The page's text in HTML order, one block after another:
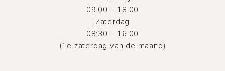
09.00 – 18.00
Zaterdag
08:30 – 16.00
(1e zaterdag van de maand)